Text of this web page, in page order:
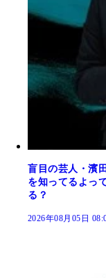
盲目の芸人・濱
を知ってるよっ
る？
2026年08月05日